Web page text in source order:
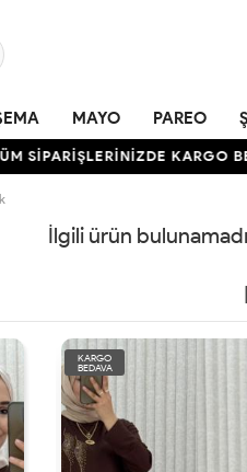
MAYO PAREO
SİPARİŞLERİNİZDE KARGO
İlgili ürün
KARGO
BEDAVA